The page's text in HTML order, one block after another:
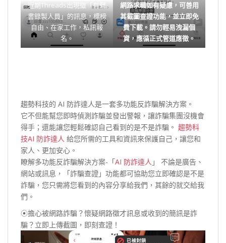
近期Threads出現徵「有聲
書錄製人員」的訊息，標榜
自由、在家工作，私訊報
名。
網路求職如有疑慮，可善用
其截圖查證功能，並立即免
費下載 。請勿輕易洩漏個
資，應循正式管道應徵。
趨勢科技的 AI 防詐達人是一套多功能反詐騙解決方案。
它不但能幫您即時偵測詐騙並發出警報，讓詐騙集團沒機會
得手；還能讓您輕鬆確認自己看到的是不是詐騙。 趨勢科
技AI 防詐達人 給您所需的工具和資訊來保護自己，讓您和
家人、更加安心。
瞭解多功能反詐騙解決方案-「AI 防詐達人 」 不論是廣告、
網站或訊息，「詐騙查證」功能都可協助您立即確認是不是
詐騙，您只需將您看到的內容分享給我們，其餘的就交給我
們。
⦿擔心被網路詐騙？懷疑網路徵才訊息或收到的簡訊是詐
騙？立即上傳截圖，即刻查證！